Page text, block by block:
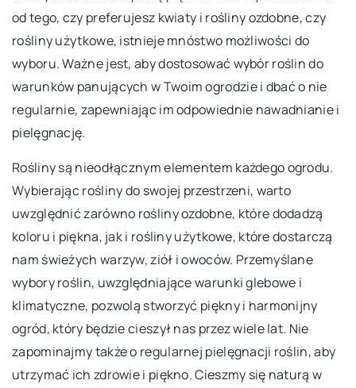
od tego, czy preferujesz kwiaty i rośliny ozdobne, czy
rośliny użytkowe, istnieje mnóstwo możliwości do
wyboru. Ważne jest, aby dostosować wybór roślin do
warunków panujących w Twoim ogrodzie i dbać o nie
regularnie, zapewniając im odpowiednie nawadnianie i
pielęgnację.
Rośliny są nieodłącznym elementem każdego ogrodu.
Wybierając rośliny do swojej przestrzeni, warto
uwzględnić zarówno rośliny ozdobne, które dodadzą
koloru i piękna, jak i rośliny użytkowe, które dostarczą
nam świeżych warzyw, ziół i owoców. Przemyślane
wybory roślin, uwzględniające warunki glebowe i
klimatyczne, pozwolą stworzyć piękny i harmonijny
ogród, który będzie cieszył nas przez wiele lat. Nie
zapominajmy także o regularnej pielęgnacji roślin, aby
utrzymać ich zdrowie i piękno. Cieszmy się naturą w